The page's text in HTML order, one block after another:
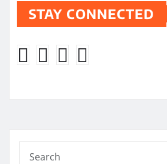
STAY CONNECTED